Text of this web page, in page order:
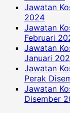
Jawatan
2024
Jawatan
Februari
Jawatan
Januari
Jawatan
Perak
Jawatan
Disember